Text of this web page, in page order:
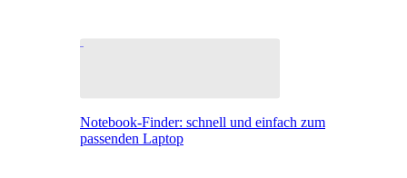
Notebook-Finder: schnell und einfach zum
passenden Laptop